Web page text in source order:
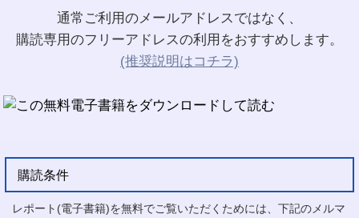
通常ご利用のメールアドレスではなく、
購読専用のフリーアドレスの利用をおすすめします。
(推奨説明はコチラ)
購読条件
レポート(電子書籍)を無料でご覧いただくためには、下記のメルマ